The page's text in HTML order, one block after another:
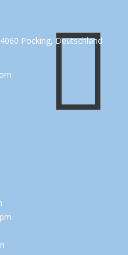
Pocking, Deutschland